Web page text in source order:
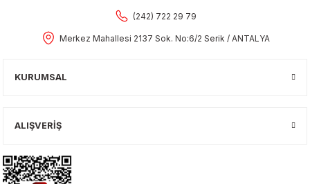
(242) 722 29 79
Merkez Mahallesi 2137 Sok. No:6/2 Serik / ANTALYA
KURUMSAL
ALIŞVERİŞ